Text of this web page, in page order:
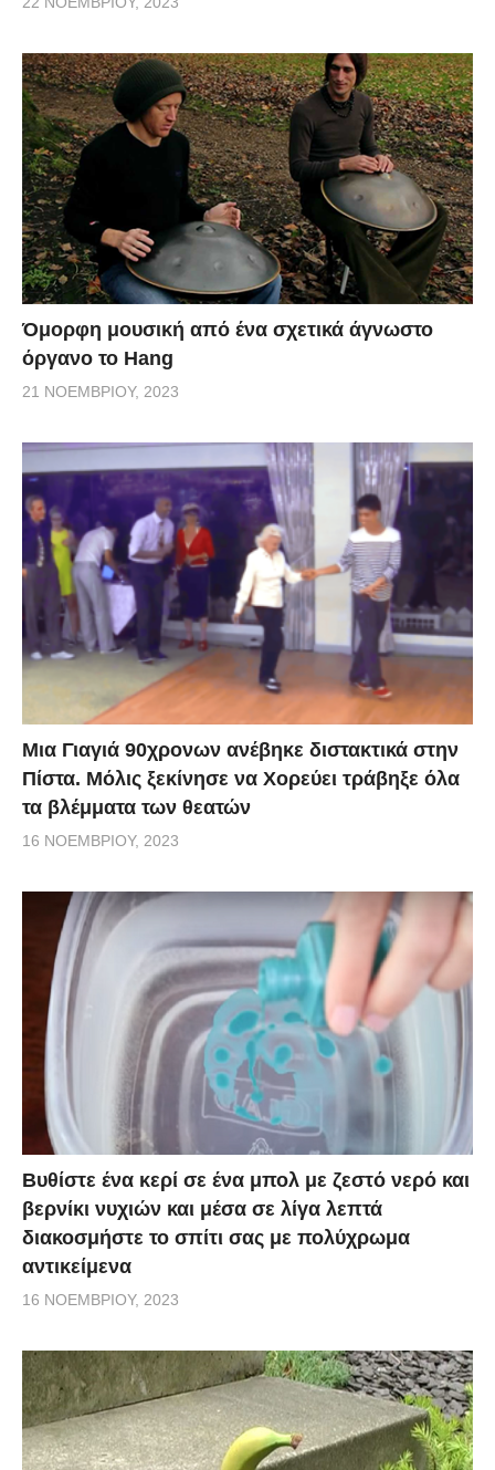
Όμορφη μουσική από ένα σχετικά άγνωστο
όργανο το Hang
21 ΝΟΕΜΒΡΊΟΥ, 2023
Μια Γιαγιά 90χρονων ανέβηκε διστακτικά στην
Πίστα. Μόλις ξεκίνησε να Χορεύει τράβηξε όλα
τα βλέμματα των θεατών
16 ΝΟΕΜΒΡΊΟΥ, 2023
Βυθίστε ένα κερί σε ένα μπολ με ζεστό νερό και
βερνίκι νυχιών και μέσα σε λίγα λεπτά
διακοσμήστε το σπίτι σας με πολύχρωμα
αντικείμενα
16 ΝΟΕΜΒΡΊΟΥ, 2023